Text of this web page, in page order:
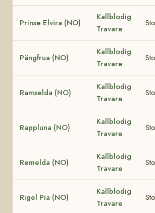
Prinse Elvira (NO)
Kallblodig
Travare
Sto
Pängfrua (NO)
Kallblodig
Travare
Sto
Ramselda (NO)
Kallblodig
Travare
Sto
Rappluna (NO)
Kallblodig
Travare
Sto
Remelda (NO)
Kallblodig
Travare
Sto
Rigel Pia (NO)
Kallblodig
Travare
Sto